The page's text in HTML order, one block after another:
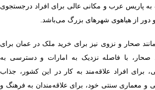
پاریس عرب و مکانی عالی برای افراد درجستجوی
دور از هیاهوی شهرهای بزرگ می‌باشد.
صحار و نزوی نیز برای خرید ملک در عمان برای
صحار، با فاصله نزدیک به امارات و دسترسی به
برای افراد علاقه‌مند به کار در این کشور، جذاب
و معماری سنتی خود، برای علاقه‌مندان به فرهنگ و